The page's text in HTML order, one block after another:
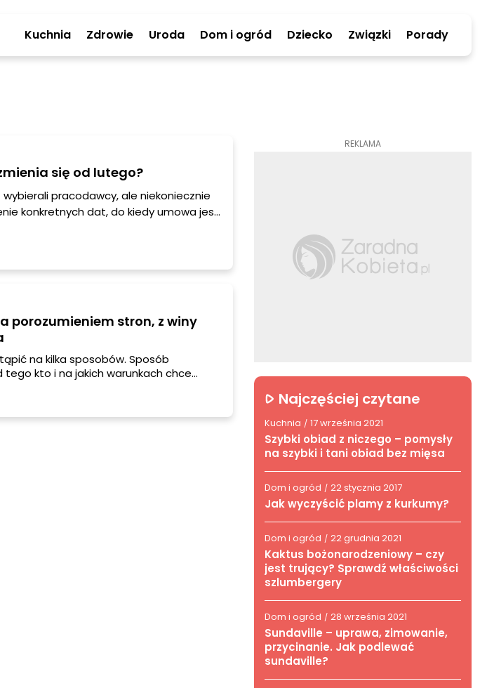
Kuchnia Zdrowie Uroda Dom i ogród Dziecko Związki Porady
się od lutego?
pracodawcy, ale niekoniecznie
konkretnych dat, do kiedy umowa jest
porozumieniem stron, z winy
na kilka sposobów. Sposób
kto i na jakich warunkach chce
REKLAMA
Najczęściej czytane
Kuchnia / 17 września 2021
Szybki obiad z niczego – pomysły
na szybki i tani obiad bez mięsa
Dom i ogród / 22 stycznia 2017
Jak wyczyścić plamy z kurkumy?
Dom i ogród / 22 grudnia 2021
Kaktus bożonarodzeniowy – czy
jest trujący? Sprawdź właściwości
szlumbergery
Dom i ogród / 28 września 2021
Sundaville – uprawa, zimowanie,
przycinanie. Jak podlewać
sundaville?